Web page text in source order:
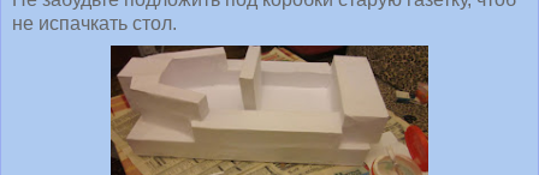
не испачкать стол.